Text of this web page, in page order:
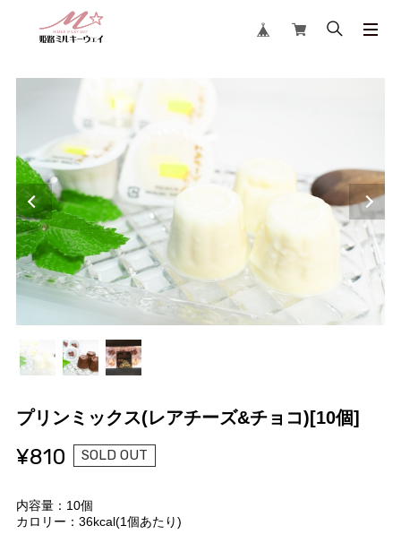
プリンミックス(レアチーズ&チョコ)[10個]
¥810 SOLD OUT
内容量：10個
カロリー：36kcal(1個あたり)